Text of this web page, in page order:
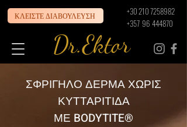
ΚΛΕΙΣΤΕ ΔΙΑΒΟΥΛΕΥΣΗ
+30 210 7258982
+357 96 444870
Dr.Ektor
ΣΦΡΙΓΗΛΟ ΔΕΡΜΑ ΧΩΡΙΣ
ΚΥΤΤΑΡΙΤΙΔΑ
ΜΕ BODYTITE®